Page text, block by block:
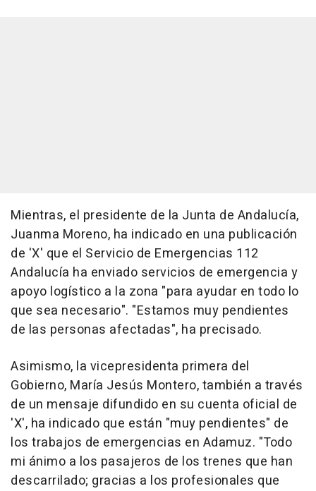
Mientras, el presidente de la Junta de Andalucía,
Juanma Moreno, ha indicado en una publicación
de 'X' que el Servicio de Emergencias 112
Andalucía ha enviado servicios de emergencia y
apoyo logístico a la zona "para ayudar en todo lo
que sea necesario". "Estamos muy pendientes
de las personas afectadas", ha precisado.
Asimismo, la vicepresidenta primera del
Gobierno, María Jesús Montero, también a través
de un mensaje difundido en su cuenta oficial de
'X', ha indicado que están "muy pendientes" de
los trabajos de emergencias en Adamuz. "Todo
mi ánimo a los pasajeros de los trenes que han
descarrilado; gracias a los profesionales que